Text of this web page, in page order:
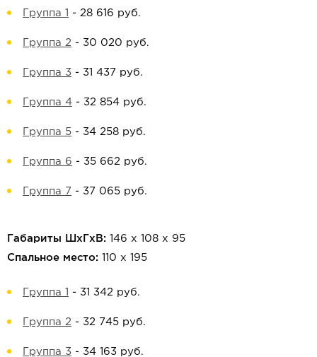
Группа 1 - 28 616 руб.
Группа 2 - 30 020 руб.
Группа 3 - 31 437 руб.
Группа 4 - 32 854 руб.
Группа 5 - 34 258 руб.
Группа 6 - 35 662 руб.
Группа 7 - 37 065 руб.
Габариты ШхГхВ: 146 х 108 х 95
Спальное место: 110 х 195
Группа 1 - 31 342 руб.
Группа 2 - 32 745 руб.
Группа 3 - 34 163 руб.